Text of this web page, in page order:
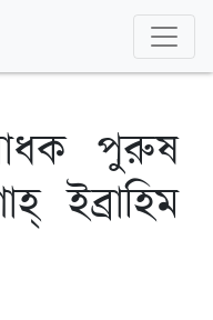
পুরুষ
ইব্রাহিম